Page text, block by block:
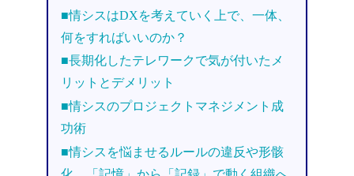
■情シスはDXを考えていく上で、一体、
何をすればいいのか？
■長期化したテレワークで気が付いたメ
リットとデメリット
■情シスのプロジェクトマネジメント成
功術
■情シスを悩ませるルールの違反や形骸